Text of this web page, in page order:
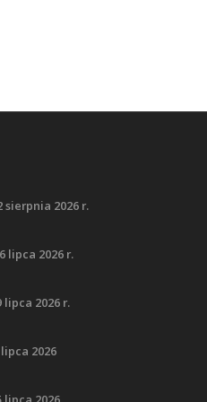
sierpnia 2026 r.
lipca 2026 r.
lipca 2026 r.
2026